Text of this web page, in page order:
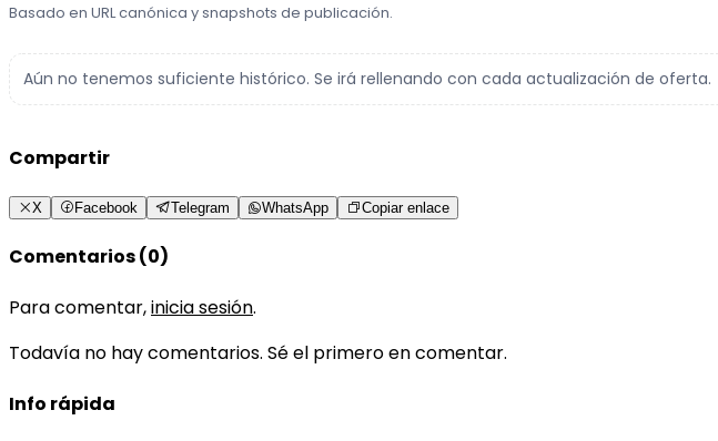
Basado en URL canónica y snapshots de publicación.
Aún no tenemos suficiente histórico. Se irá rellenando con cada actualización de oferta.
Compartir
X Facebook Telegram WhatsApp Copiar enlace
Comentarios (0)
Para comentar,inicia sesión.
Todavía no hay comentarios. Sé el primero en comentar.
Info rápida